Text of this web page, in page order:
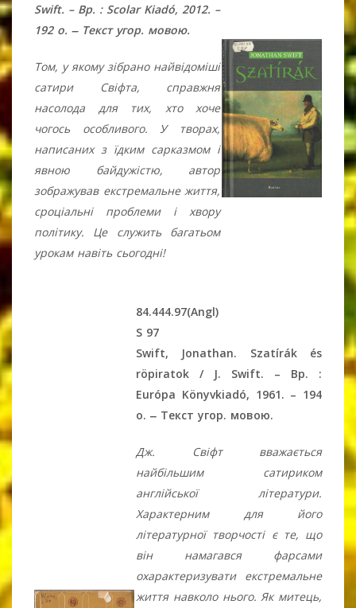
Swift. – Bp. : Scolar Kiadó, 2012. –
192 o. ‒ Текст угор. мовою.
Том, у якому зібрано найвідоміші
сатири Свіфта, справжня
насолода для тих, хто хоче
чогось особливого. У творах,
написаних з їдким сарказмом і
явною байдужістю, автор
зображував екстремальне життя,
сроціальні проблеми і хвору
політику. Це служить багатьом
урокам навіть сьогодні!
84.444.97(Angl)
S 97
Swift, Jonathan. Szatírák és
röpiratok / J. Swift. – Bp. :
Európa Könyvkiadó, 1961. – 194
o. ‒ Текст угор. мовою.
Дж. Свіфт вважається
найбільшим сатириком
англійської літератури.
Характерним для його
літературної творчості є те, що
він намагався фарсами
охарактеризувати екстремальне
життя навколо нього. Як митець,